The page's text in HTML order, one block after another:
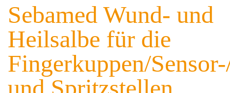
Sebamed Wund- und
Heilsalbe für die
Fingerkuppen/